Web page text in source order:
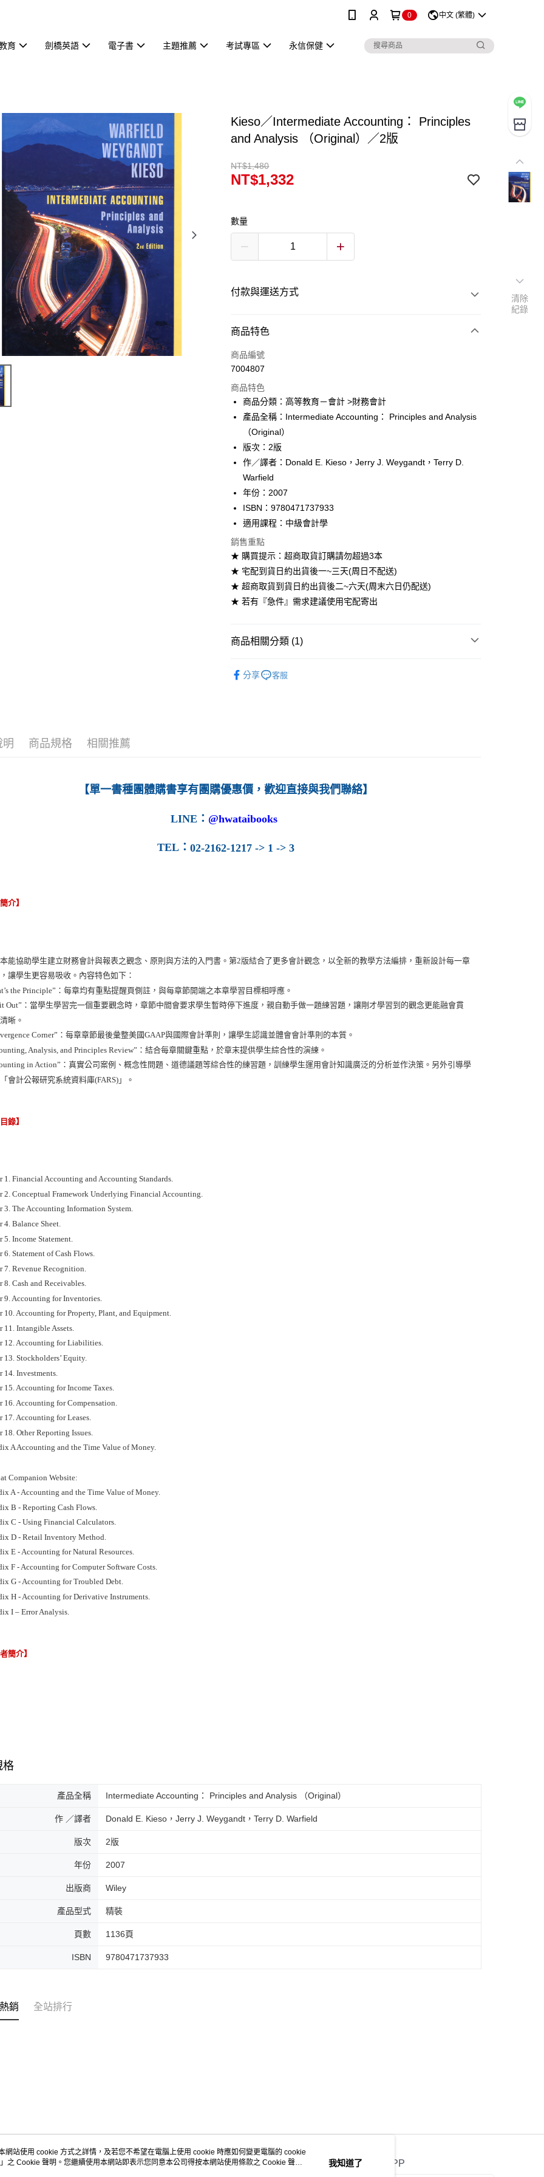
0 中文 (繁體)
育 劍橋英語 電子書 主題推薦 考試專區 永信保健
Kieso／Intermediate Accounting： Principles
and Analysis （Original）／2版
NT$1,480
NT$1,332
數量
付款與運送方式
付款方式
信用卡一次付款
Apple Pay
Google Pay
ATM付款
運送方式
全家取貨付款
每筆NT$60
付款後全家取貨
每筆NT$60
7-11取貨付款
每筆NT$60
每筆NT$60
每筆NT$100
商品特色
商品編號
7004807
商品特色
商品分類：高等教育－會計 >財務會計
產品全稱：Intermediate Accounting： Principles and Analysis
（Original）
版次：2版
作／譯者：Donald E. Kieso，Jerry J. Weygandt，Terry D.
Warfield
年份：2007
ISBN：9780471737933
適用課程：中級會計學
銷售重點
★ 購買提示：超商取貨訂購請勿超過3本
★ 宅配到貨日約出貨後一~三天(周日不配送)
★ 超商取貨到貨日約出貨後二~六天(周末六日仍配送)
★ 若有『急件』需求建議使用宅配寄出
商品相關分類 (1)
分享
客服
明 商品規格 相關推薦
【單一書種團體購書享有團購優惠價，歡迎直接與我們聯絡】
LINE ： @hwataibooks
TEL： 02-2162-1217 -> 1 -> 3
介】
能協助學生建立財務會計與報表之觀念、原則與方法的入門書。第2版結合了更多會計觀念，以全新的教學方法編排，重新設計每一章
讓學生更容易吸收。內容特色如下：
the Principle”：每章均有重點提醒頁側註，與每章節開端之本章學習目標相呼應。
Out”：當學生學習完一個重要觀念時，章節中間會要求學生暫時停下進度，親自動手做一題練習題，讓剛才學習到的觀念更能融會貫
晰。
Corner”：每章章節最後彙整美國GAAP與國際會計準則，讓學生認識並體會會計準則的本質。
Analysis, and Principles Review”：結合每章關鍵重點，於章末提供學生綜合性的演練。
in Action”：真實公司案例、概念性問題、道德議題等綜合性的練習題，訓練學生運用會計知識廣泛的分析並作決策。另外引導學
會計公報研究系統資料庫(FARS)」。
錄】
1. Financial Accounting and Accounting Standards.
2. Conceptual Framework Underlying Financial Accounting.
3. The Accounting Information System.
4. Balance Sheet.
5. Income Statement.
6. Statement of Cash Flows.
7. Revenue Recognition.
8. Cash and Receivables.
9. Accounting for Inventories.
10. Accounting for Property, Plant, and Equipment.
11. Intangible Assets.
12. Accounting for Liabilities.
13. Stockholders’ Equity.
14. Investments.
15. Accounting for Income Taxes.
16. Accounting for Compensation.
17. Accounting for Leases.
18. Other Reporting Issues.
A Accounting and the Time Value of Money.
Companion Website:
A - Accounting and the Time Value of Money.
B - Reporting Cash Flows.
C - Using Financial Calculators.
D - Retail Inventory Method.
E - Accounting for Natural Resources.
F - Accounting for Computer Software Costs.
G - Accounting for Troubled Debt.
H - Accounting for Derivative Instruments.
I – Error Analysis.
簡介】
格
產品全稱 Intermediate Accounting： Principles and Analysis （Original）
作 ／譯者 Donald E. Kieso，Jerry J. Weygandt，Terry D. Warfield
版次 2版
年份 2007
出版商 Wiley
產品型式 精裝
頁數 1136頁
ISBN 9780471737933
銷 全站排行
關於我們 客服資訊 官方APP
清除
紀錄
網站使用 cookie 方式之詳情，及若您不希望在電腦上使用 cookie 時應如何變更電腦的 cookie
」之 Cookie 聲明。您繼續使用本網站即表示您同意本公司得按本網站使用條款之 Cookie 聲明
我知道了